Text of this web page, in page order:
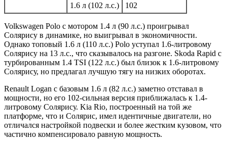
1.6 л (102 л.с.)
102
Volkswagen Polo с мотором 1.4 л (90 л.с.) проигрывал
Солярису в динамике, но выигрывал в экономичности.
Однако топовый 1.6 л (110 л.с.) Polo уступал 1.6-литровому
Солярису на 13 л.с., что сказывалось на разгоне. Skoda Rapid с
турбированным 1.4 TSI (122 л.с.) был близок к 1.6-литровому
Солярису, но предлагал лучшую тягу на низких оборотах.
Renault Logan с базовым 1.6 л (82 л.с.) заметно отставал в
мощности, но его 102-сильная версия приближалась к 1.4-
литровому Солярису. Kia Rio, построенный на той же
платформе, что и Солярис, имел идентичные двигатели, но
отличался настройкой подвески и более жестким кузовом, что
частично компенсировало равную мощность.